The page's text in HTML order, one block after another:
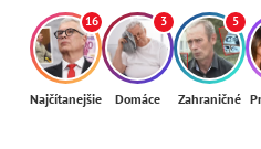
16
Najčítanejšie
3
Domáce
5
Zahraničné